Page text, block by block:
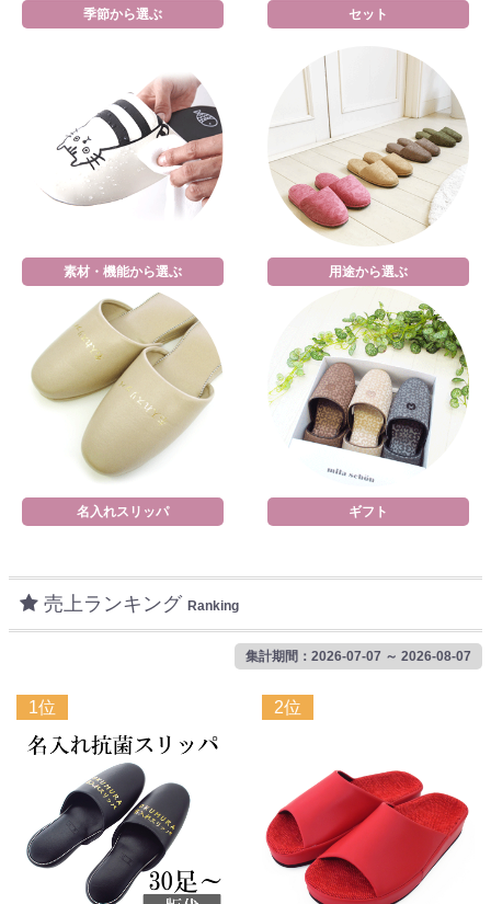
季節から選ぶ セット
素材・機能から選ぶ 用途から選ぶ
名入れスリッパ ギフト
売上ランキング Ranking
集計期間：2026-07-07 ～ 2026-08-07
1位 2位